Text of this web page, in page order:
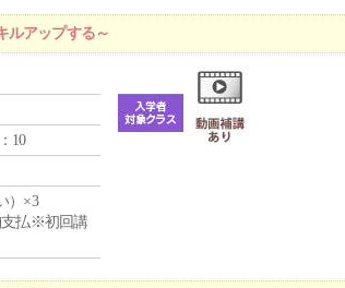
ルアップする～
10
）×3
支払※初回講